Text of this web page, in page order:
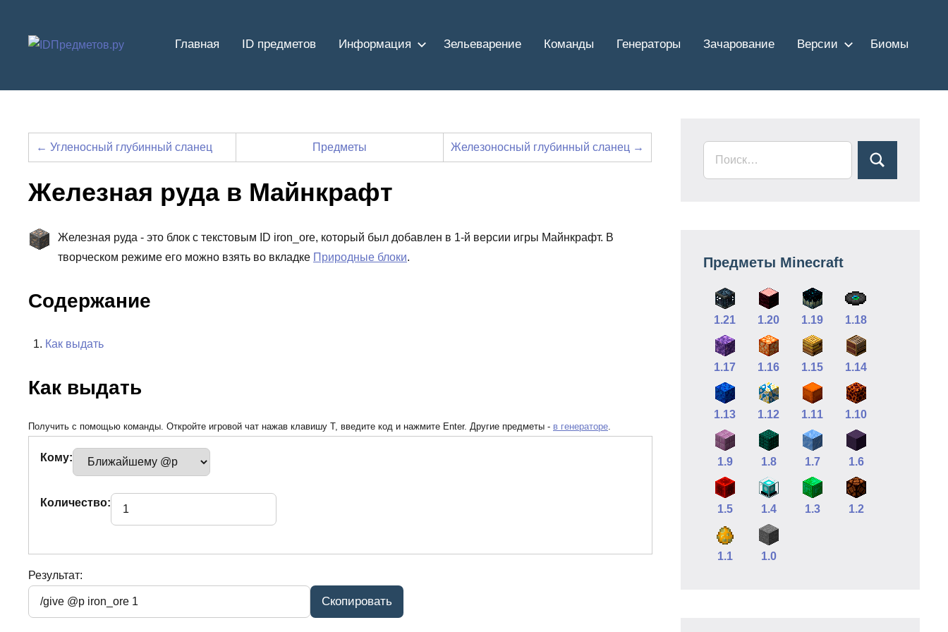
содержимому
Главная ID предметов Информация Зельеварение Команды Генераторы Зачарование Версии Биомы
← Угленосный глубинный сланец Предметы Железоносный глубинный сланец →
Железная руда в Майнкрафт
Железная руда - это блок с текстовым ID iron_ore, который был добавлен в 1-й версии игры Майнкрафт. В
творческом режиме его можно взять во вкладке Природные блоки.
Содержание
Как выдать
Как выдать
Получить с помощью команды. Откройте игровой чат нажав клавишу T, введите код и нажмите Enter. Другие предметы - в генераторе
Кому:
Количество:
Результат:
Предметы Minecraft
1.21 1.20 1.19 1.18
1.17 1.16 1.15 1.14
1.13 1.12 1.11 1.10
1.9 1.8 1.7 1.6
1.5 1.4 1.3 1.2
1.1 1.0